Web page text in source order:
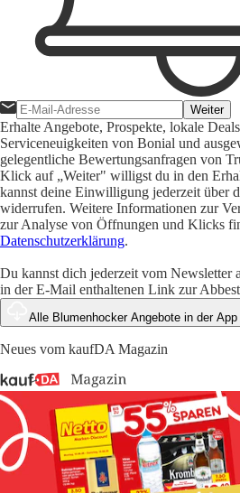
Weiter
Erhalte Angebote, Prospekte, lokale
Serviceneuigkeiten von Bonial und
gelegentliche Bewertungsanfragen von
Klick auf „Weiter" willigst du in den
kannst deine Einwilligung jederzeit über
widerrufen. Weitere Informationen zur
zur Analyse von Öffnungen und Klicks
Datenschutzerklärung.
Du kannst dich jederzeit vom Newsletter
in der E-Mail enthaltenen Link zur
Alle Blumenhocker Angebote in der App
Neues vom kaufDA Magazin